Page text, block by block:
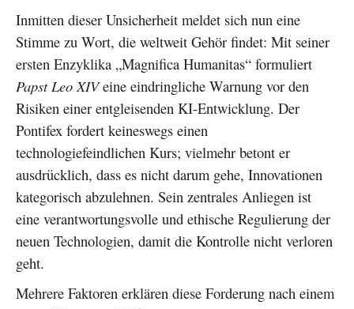
Inmitten dieser Unsicherheit meldet sich nun eine
Stimme zu Wort, die weltweit Gehör findet: Mit seiner
ersten Enzyklika „Magnifica Humanitas“ formuliert
Papst Leo XIVeine eindringliche Warnung vor den
Risiken einer entgleisenden KI-Entwicklung. Der
Pontifex fordert keineswegs einen
technologiefeindlichen Kurs; vielmehr betont er
ausdrücklich, dass es nicht darum gehe, Innovationen
kategorisch abzulehnen. Sein zentrales Anliegen ist
eine verantwortungsvolle und ethische Regulierung der
neuen Technologien, damit die Kontrolle nicht verloren
geht.
Mehrere Faktoren erklären diese Forderung nach einem